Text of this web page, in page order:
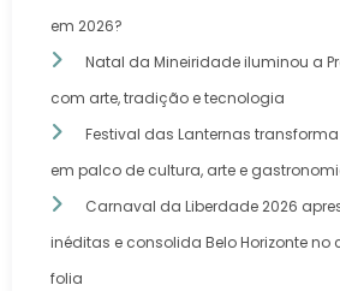
em 2026?
Natal da Mineiridade iluminou a
com arte, tradição e tecnologia
Festival das Lanternas
em palco de cultura, arte e
Carnaval da Liberdade 2026
inéditas e consolida Belo Horizonte
folia